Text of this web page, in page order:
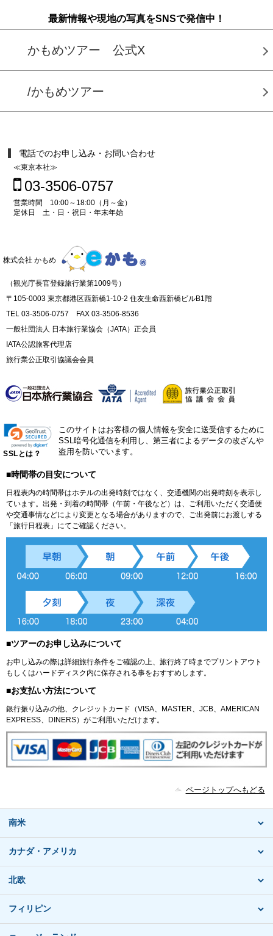
最新情報や現地の写真をSNSで発信中！
かもめツアー 公式X
/かもめツアー
電話でのお申し込み・お問い合わせ
≪東京本社≫
03-3506-0757
営業時間 10:00～18:00（月～金）
定休日 土・日・祝日・年末年始
株式会社 かもめ
（観光庁長官登録旅行業第1009号）
〒105-0003 東京都港区西新橋1-10-2 住友生命西新橋ビルB1階
TEL 03-3506-0757 FAX 03-3506-8536
一般社団法人 日本旅行業協会（JATA）正会員
IATA公認旅客代理店
旅行業公正取引協議会会員
SSLとは？
このサイトはお客様の個人情報を安全に送受信するために
SSL暗号化通信を利用し、第三者によるデータの改ざんや
盗用を防いでいます。
■時間帯の目安について
日程表内の時間帯はホテルの出発時刻ではなく、交通機関の出発時刻を表示し
ています。出発・到着の時間帯（午前・午後など）は、ご利用いただく交通便
や交通事情などにより変更となる場合がありますので、ご出発前にお渡しする
「旅行日程表」にてご確認ください。
■ツアーのお申し込みについて
お申し込みの際は詳細旅行条件をご確認の上、旅行終了時までプリントアウト
もしくはハードディスク内に保存される事をおすすめします。
■お支払い方法について
銀行振り込みの他、クレジットカード（VISA、MASTER、JCB、AMERICAN
EXPRESS、DINERS）がご利用いただけます。
ページトップへもどる
南米
カナダ・アメリカ
北欧
フィリピン